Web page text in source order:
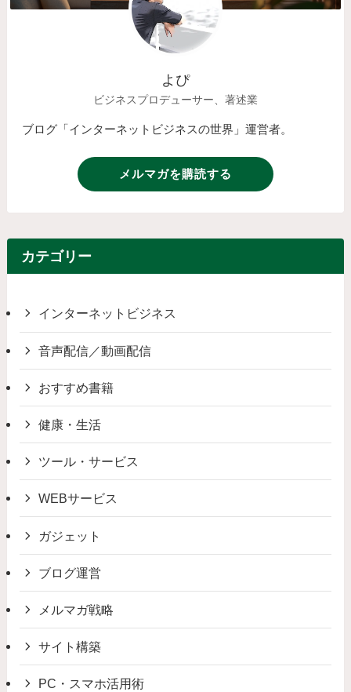
よぴ
ビジネスプロデューサー、著述業
ブログ「インターネットビジネスの世界」運営者。
メルマガを購読する
カテゴリー
インターネットビジネス
音声配信／動画配信
おすすめ書籍
健康・生活
ツール・サービス
WEBサービス
ガジェット
ブログ運営
メルマガ戦略
サイト構築
PC・スマホ活用術